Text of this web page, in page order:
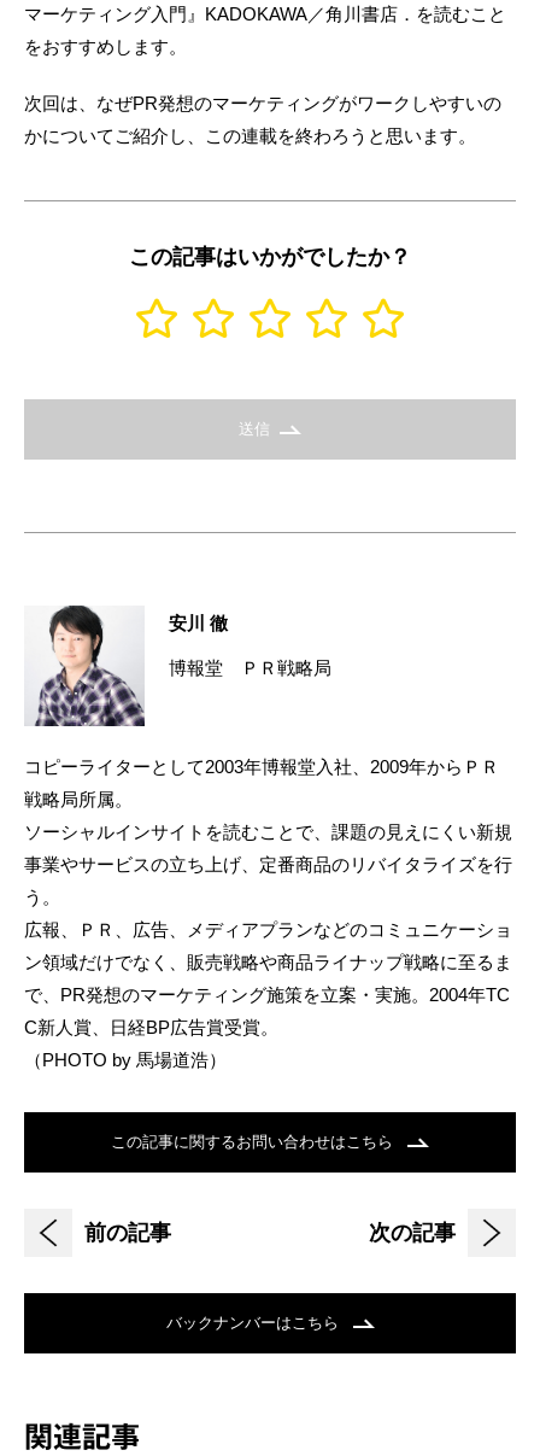
マーケティング入門』KADOKAWA／角川書店．を読むこと
をおすすめします。
次回は、なぜPR発想のマーケティングがワークしやすいの
かについてご紹介し、この連載を終わろうと思います。
この記事はいかがでしたか？
送信
安川 徹
博報堂 ＰＲ戦略局
コピーライターとして2003年博報堂入社、2009年からＰＲ
戦略局所属。
ソーシャルインサイトを読むことで、課題の見えにくい新規
事業やサービスの立ち上げ、定番商品のリバイタライズを行
う。
広報、ＰＲ、広告、メディアプランなどのコミュニケーショ
ン領域だけでなく、販売戦略や商品ライナップ戦略に至るま
で、PR発想のマーケティング施策を立案・実施。2004年TC
C新人賞、日経BP広告賞受賞。
（PHOTO by 馬場道浩）
この記事に関するお問い合わせはこちら
前の記事 次の記事
バックナンバーはこちら
関連記事